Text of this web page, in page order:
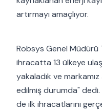
artırmayı amaçlıyor.
Robsys Genel Müdürü
ihracatta 13 ülkeye
yakaladık ve
edilmiş durumda" dedi.
de ilk ihracatlarını